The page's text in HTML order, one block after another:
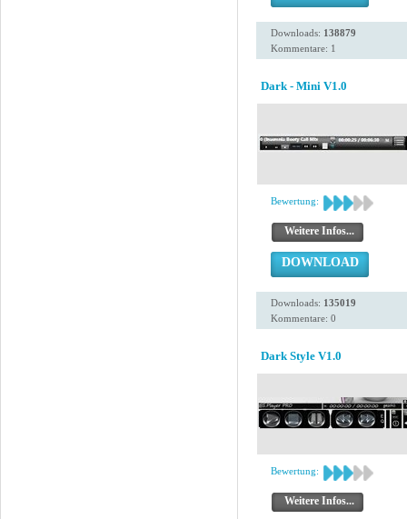
Downloads: 138879
Kommentare: 1
Dark - Mini V1.0
Bewertung:
Weitere Infos...
DOWNLOAD
Downloads: 135019
Kommentare: 0
Dark Style V1.0
Bewertung:
Weitere Infos...